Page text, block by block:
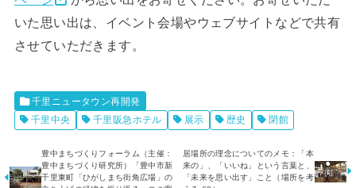
いた思い出は、イベント会場やウェブサイトなどで共有
させていただきます。
千里ニュータウン再開発
千里中央
千里阪急ホテル 展示 歴史 閉館
豊中まちづくりフォーラム（主催：
豊中まちづくり研究所）「豊中市新
千里東町「ひがしまち街角広場」の
居場所の理念についてのメモ：「本
来の」、「いいね」という言葉と、
「未来を思い出す」こと（場所を考